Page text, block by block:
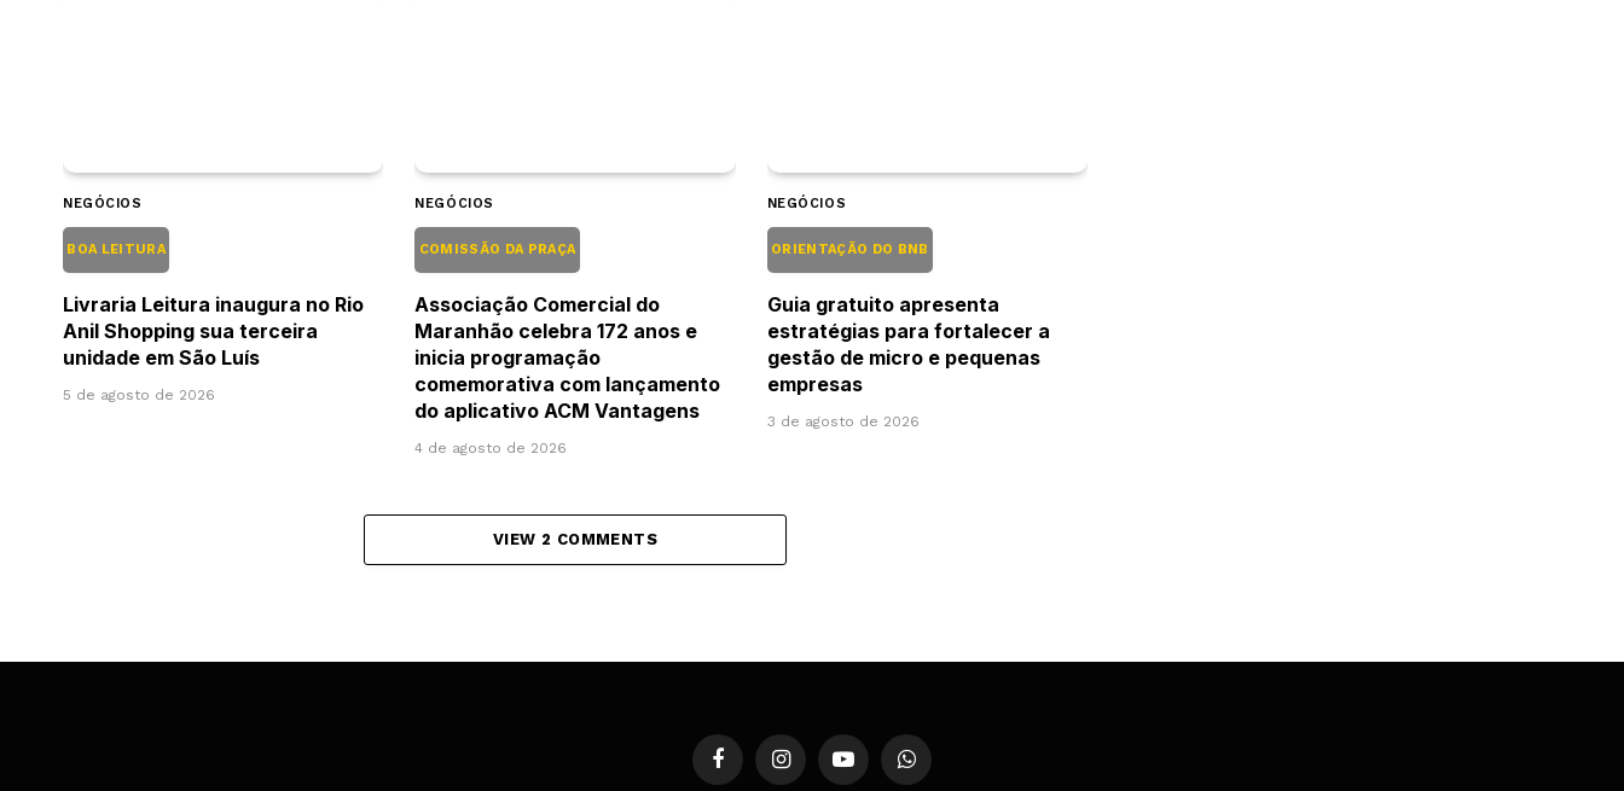
NEGÓCIOS
BOA LEITURA
Livraria Leitura inaugura no Rio
Anil Shopping sua terceira
unidade em São Luís
5 de agosto de 2026
NEGÓCIOS
COMISSÃO DA PRAÇA
Associação Comercial do
Maranhão celebra 172 anos e
inicia programação
comemorativa com lançamento
do aplicativo ACM Vantagens
4 de agosto de 2026
NEGÓCIOS
ORIENTAÇÃO DO BNB
Guia gratuito apresenta
estratégias para fortalecer a
gestão de micro e pequenas
empresas
3 de agosto de 2026
VIEW 2 COMMENTS
FacebookInstagramYouTubeWhatsApp